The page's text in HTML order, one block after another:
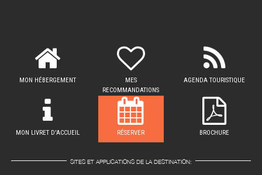
MON HÉBERGEMENT
MES
RECOMMANDATIONS
AGENDA TOURISTIQUE
MON LIVRET D'ACCUEIL RÉSERVER BROCHURE
SITES ET APPLICATIONS DE LA DESTINATION: